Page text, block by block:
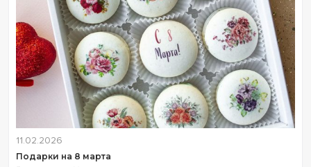
11.02.2026
Подарки на 8 марта